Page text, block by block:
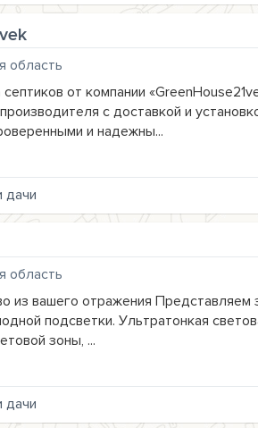
область
от компании
с доставкой и
и надежны...
дачи
область
из вашего отражения Представляем
подсветки. Ультратонкая
зоны, ...
дачи